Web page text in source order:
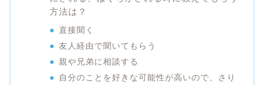
方法は？
直接聞く
友人経由で聞いてもらう
親や兄弟に相談する
自分のことを好きな可能性が高いので、さり